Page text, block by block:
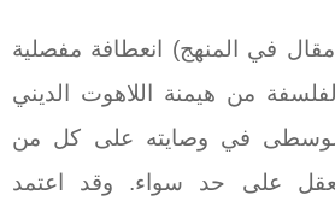
في المنهج) انعطافة مفصلية
من هيمنة اللاهوت الديني
الوسطى في وصايته على كل من
على حد سواء. وقد اعتمد